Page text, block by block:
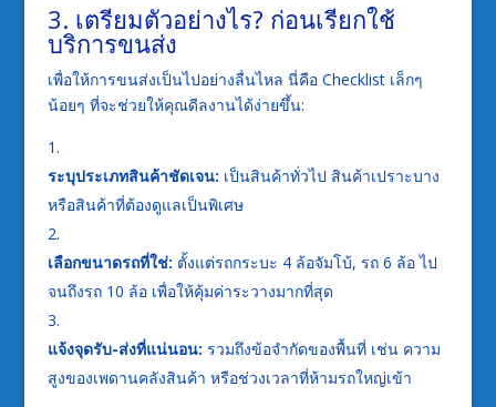
3. เตรียมตัวอย่างไร? ก่อนเรียกใช้
บริการขนส่ง
เพื่อให้การขนส่งเป็นไปอย่างลื่นไหล นี่คือ Checklist เล็กๆ
น้อยๆ ที่จะช่วยให้คุณดีลงานได้ง่ายขึ้น:
ระบุประเภทสินค้าชัดเจน: เป็นสินค้าทั่วไป สินค้าเปราะบาง
หรือสินค้าที่ต้องดูแลเป็นพิเศษ
เลือกขนาดรถที่ใช่: ตั้งแต่รถกระบะ 4 ล้อจัมโบ้, รถ 6 ล้อ ไป
จนถึงรถ 10 ล้อ เพื่อให้คุ้มค่าระวางมากที่สุด
แจ้งจุดรับ-ส่งที่แน่นอน: รวมถึงข้อจำกัดของพื้นที่ เช่น ความ
สูงของเพดานคลังสินค้า หรือช่วงเวลาที่ห้ามรถใหญ่เข้า